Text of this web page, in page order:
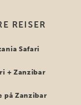
REISER
Safari
+ Zanzibar
på Zanzibar